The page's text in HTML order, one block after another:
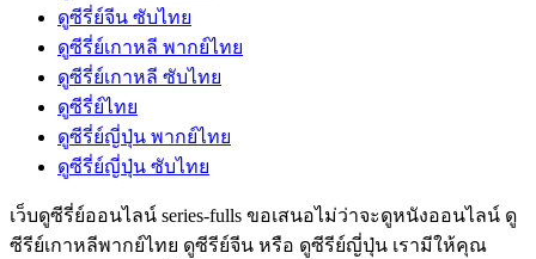
ดูซีรี่ย์จีน ซับไทย
ดูซีรี่ย์เกาหลี พากย์ไทย
ดูซีรี่ย์เกาหลี ซับไทย
ดูซีรี่ย์ไทย
ดูซีรี่ย์ญี่ปุ่น พากย์ไทย
ดูซีรี่ย์ญี่ปุ่น ซับไทย
เว็บดูซีรี่ย์ออนไลน์ series-fulls ขอเสนอไม่ว่าจะดูหนังออนไลน์ ดู
ซีรีย์เกาหลีพากย์ไทย ดูซีรีย์จีน หรือ ดูซีรีย์ญี่ปุ่น เรามีให้คุณ